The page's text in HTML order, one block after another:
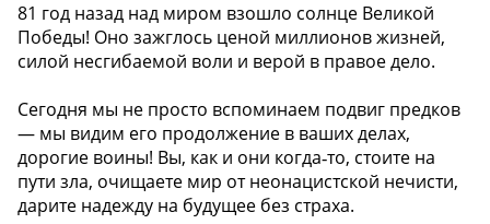
81 год назад над миром взошло солнце Великой
Победы! Оно зажглось ценой миллионов жизней,
силой несгибаемой воли и верой в правое дело.
Сегодня мы не просто вспоминаем подвиг предков
— мы видим его продолжение в ваших делах,
дорогие воины! Вы, как и они когда‑то, стоите на
пути зла, очищаете мир от неонацистской нечисти,
дарите надежду на будущее без страха.